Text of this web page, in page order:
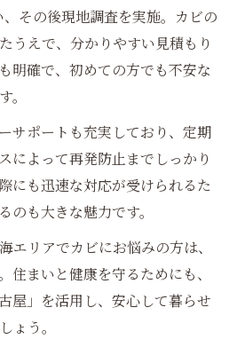
その後現地調査を実施。カビの
うえで、分かりやすい見積もり
明確で、初めての方でも不安な
。
サポートも充実しており、定期
によって再発防止までしっかり
にも迅速な対応が受けられるた
のも大きな魅力です。
エリアでカビにお悩みの方は、
住まいと健康を守るためにも、
屋」を活用し、安心して暮らせ
ょう。